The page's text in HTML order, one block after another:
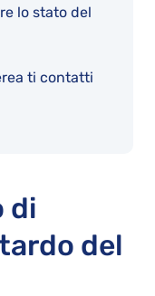
lo stato del
ti contatti
di
del